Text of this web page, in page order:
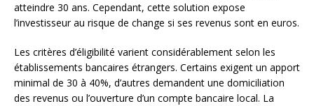
atteindre 30 ans. Cependant, cette solution expose
l’investisseur au risque de change si ses revenus sont en euros.
Les critères d’éligibilité varient considérablement selon les
établissements bancaires étrangers. Certains exigent un apport
minimal de 30 à 40%, d’autres demandent une domiciliation
des revenus ou l’ouverture d’un compte bancaire local. La